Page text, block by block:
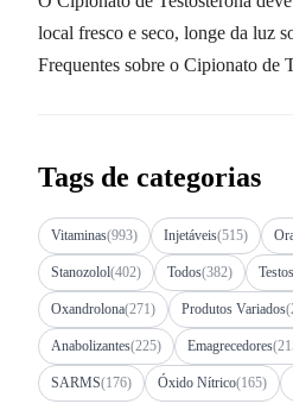
local fresco e seco, longe da luz
Frequentes sobre o Cipionato de
Tags de categorias
Vitaminas(993) Injetáveis(515)
Stanozolol(402) Todos(382)
Oxandrolona(271) Produtos Variados
Anabolizantes(225) Emagrecedores
SARMS(176) Óxido Nítrico(165)